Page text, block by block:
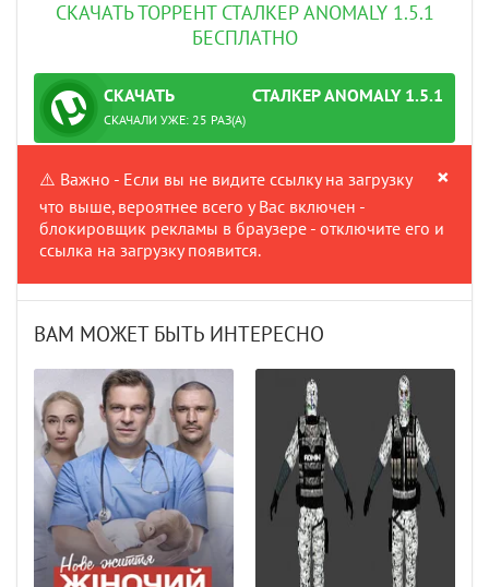
СКАЧАТЬ ТОРРЕНТ СТАЛКЕР ANOMALY 1.5.1
БЕСПЛАТНО
СКАЧАТЬ
ТОРРЕНТ
СТАЛКЕР ANOMALY 1.5.1
ПРОВЕРЕНОСКАЧАЛИ УЖЕ: 25 РАЗ(А)
×
⚠️ Важно - Если вы не видите ссылку на загрузку
что выше, вероятнее всего у Вас включен -
блокировщик рекламы в браузере - отключите его и
ссылка на загрузку появится.
ВАМ МОЖЕТ БЫТЬ ИНТЕРЕСНО